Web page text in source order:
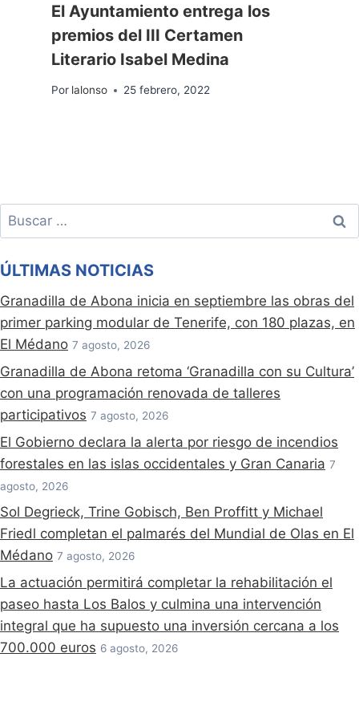
El Ayuntamiento entrega los
premios del III Certamen
Literario Isabel Medina
Por lalonso 25 febrero, 2022
Buscar:
ÚLTIMAS NOTICIAS
Granadilla de Abona inicia en septiembre las obras del
primer parking modular de Tenerife, con 180 plazas, en
El Médano 7 agosto, 2026
Granadilla de Abona retoma ‘Granadilla con su Cultura’
con una programación renovada de talleres
participativos 7 agosto, 2026
El Gobierno declara la alerta por riesgo de incendios
forestales en las islas occidentales y Gran Canaria 7
agosto, 2026
Sol Degrieck, Trine Gobisch, Ben Proffitt y Michael
Friedl completan el palmarés del Mundial de Olas en El
Médano 7 agosto, 2026
La actuación permitirá completar la rehabilitación el
paseo hasta Los Balos y culmina una intervención
integral que ha supuesto una inversión cercana a los
700.000 euros 6 agosto, 2026